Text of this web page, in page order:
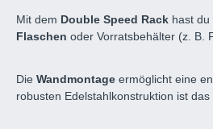
Mit dem Double Speed Rack hast
Flaschen oder Vorratsbehälter (z. B.
Die Wandmontage ermöglicht eine
robusten Edelstahlkonstruktion ist